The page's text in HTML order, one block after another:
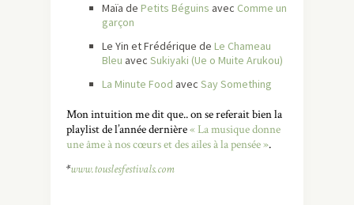
Maïa de Petits Béguins avec Comme un
garçon
Le Yin et Frédérique de Le Chameau
Bleu avec Sukiyaki (Ue o Muite Arukou)
La Minute Food avec Say Something
Mon intuition me dit que.. on se referait bien la
playlist de l’année dernière« La musique donne
une âme à nos cœurs et des ailes à la pensée ».
*www.touslesfestivals.com